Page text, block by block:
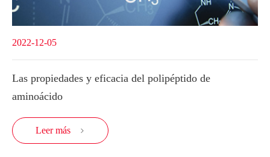
2022-12-05
Las propiedades y eficacia del polipéptido de
aminoácido
Leer más 